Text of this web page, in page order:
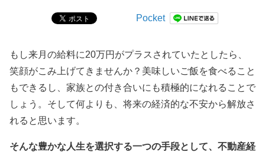
Pocket
もし来月の給料に20万円がプラスされていたとしたら、
笑顔がこみ上げてきませんか？美味しいご飯を食べること
もできるし、家族との付き合いにも積極的になれることで
しょう。そして何よりも、将来の経済的な不安から解放さ
れると思います。
そんな豊かな人生を選択する一つの手段として、不動産経